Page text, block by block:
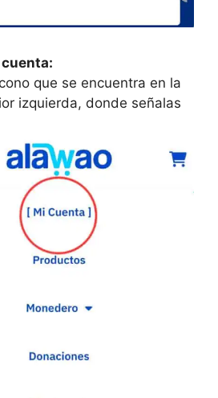
que se encuentra en la
izquierda, donde señalas